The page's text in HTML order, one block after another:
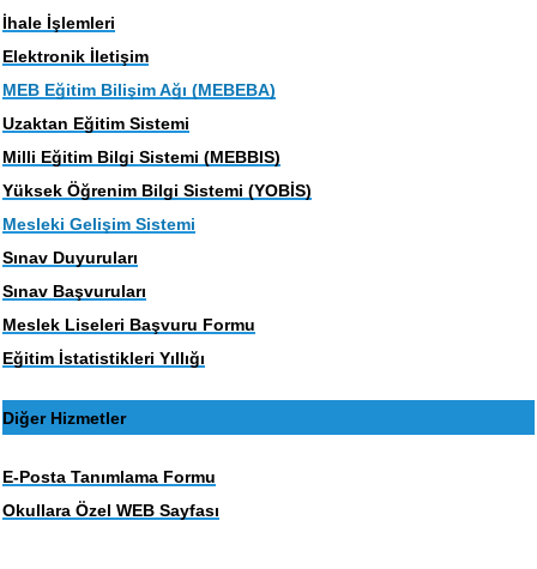
İhale İşlemleri
Elektronik İletişim
MEB Eğitim Bilişim Ağı (MEBEBA)
Uzaktan Eğitim Sistemi
Milli Eğitim Bilgi Sistemi (MEBBIS)
Yüksek Öğrenim Bilgi Sistemi (YOBİS)
Mesleki Gelişim Sistemi
Sınav Duyuruları
Sınav Başvuruları
Meslek Liseleri Başvuru Formu
Eğitim İstatistikleri Yıllığı
Diğer Hizmetler
E-Posta Tanımlama Formu
Okullara Özel WEB Sayfası